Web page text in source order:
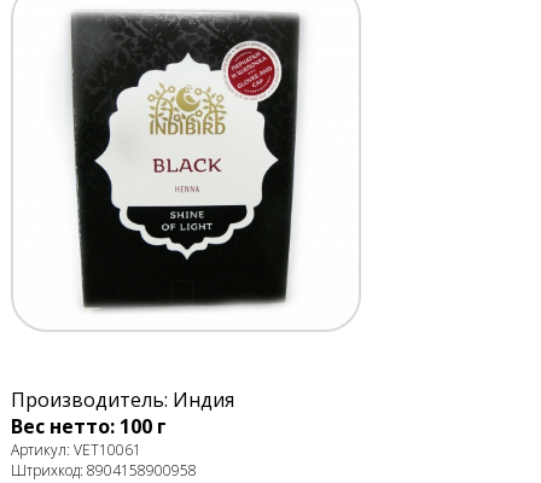
Производитель: Индия
Вес нетто: 100 г
Артикул: VET10061
Штрихкод: 8904158900958